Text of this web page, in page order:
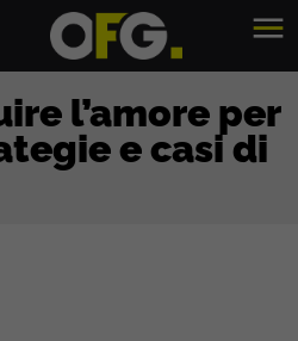
l’amore per
e casi di